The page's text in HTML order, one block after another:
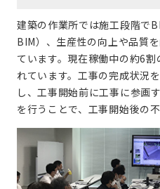
建築の作業所では施工段階で
BIM）、生産性の向上や品質
ています。現在稼働中の約6
れています。工事の完成状況
し、工事開始前に工事に参画
を行うことで、工事開始後の